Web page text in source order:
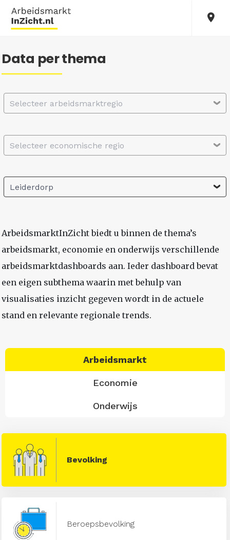
Data per thema
Selecteer arbeidsmarktregio
Selecteer economische regio
Leiderdorp
ArbeidsmarktInZicht biedt u binnen de thema’s
arbeidsmarkt, economie en onderwijs verschillende
arbeidsmarktdashboards aan. Ieder dashboard bevat
een eigen subthema waarin met behulp van
visualisaties inzicht gegeven wordt in de actuele
stand en relevante regionale trends.
Arbeidsmarkt
Economie
Onderwijs
Bevolking
Beroepsbevolking